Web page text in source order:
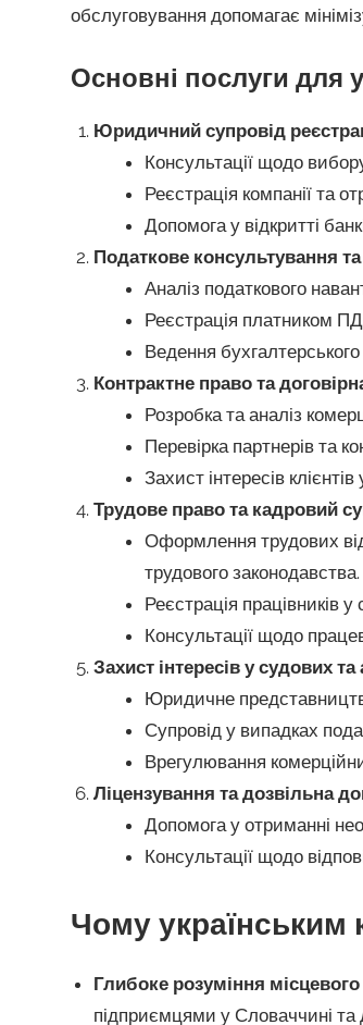
обслуговування допомагає
Основні послуги для
Юридичний супровід
Консультації щодо
Реєстрація компанії та
Допомога у відкритті
Податкове консультування
Аналіз податкового
Реєстрація платником
Ведення бухгалтерського
Контрактне право та
Розробка та аналіз
Перевірка партнерів та
Захист інтересів
Трудове право та кадровий
Оформлення трудових
трудового законодавства.
Реєстрація працівників
Консультації щодо
Захист інтересів у судових
Юридичне
Супровід у випадках
Врегулювання
Ліцензування та дозвільна
Допомога у отриманні
Консультації щодо
Чому українським
Глибоке розуміння
підприємцями у Словаччині та